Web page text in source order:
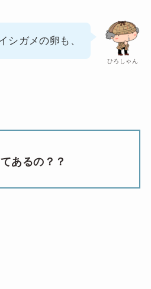
ひろしゃん
シガメの卵も、
あるの？？